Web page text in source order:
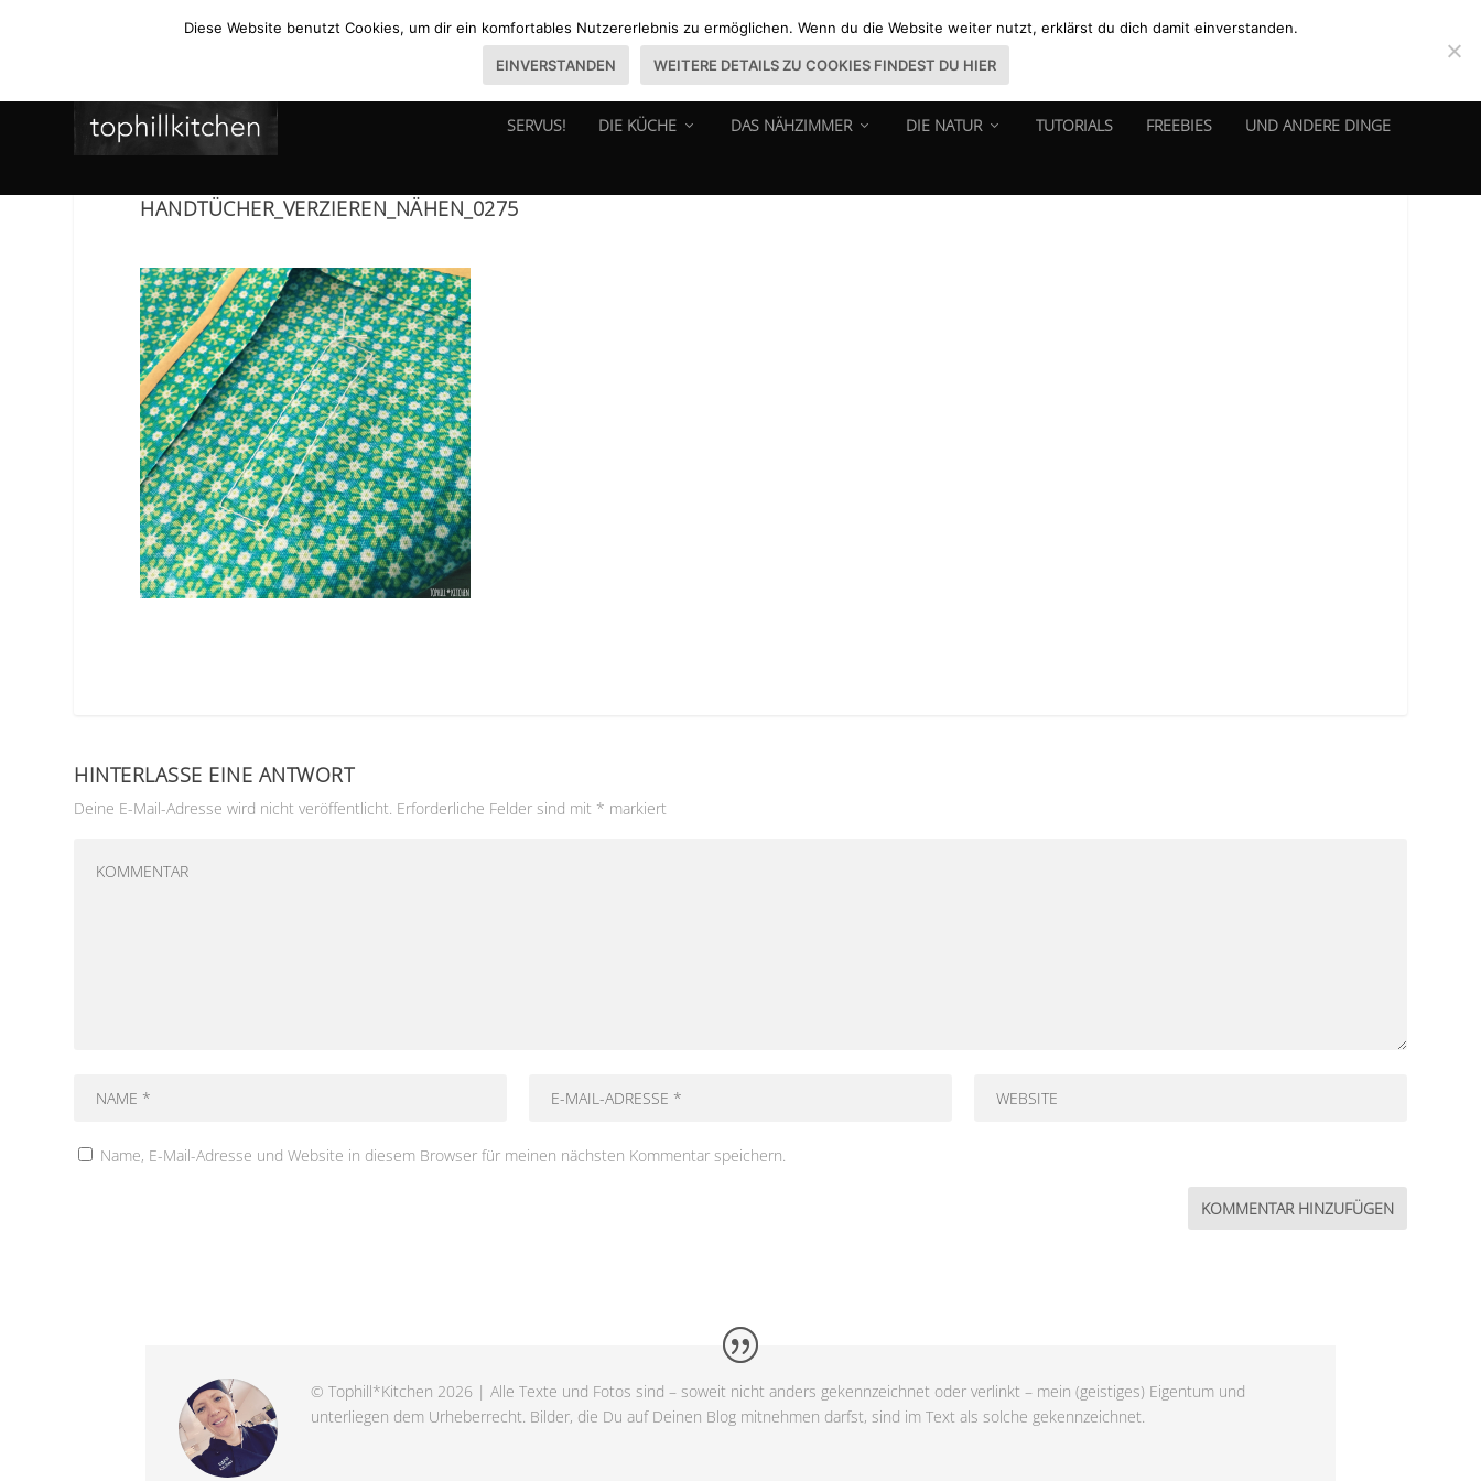
SERVUS! DIE KÜCHE DAS NÄHZIMMER DIE NATUR TUTORIALS FREEBIES UND ANDERE DINGE
HANDTÜCHER_VERZIEREN_NÄHEN_0275
HINTERLASSE EINE ANTWORT
Deine E-Mail-Adresse wird nicht veröffentlicht. Erforderliche Felder sind mit * markiert
Name, E-Mail-Adresse und Website in diesem Browser für meinen nächsten Kommentar speichern.
© Tophill*Kitchen 2026 | Alle Texte und Fotos sind – soweit nicht anders gekennzeichnet oder verlinkt – mein (geistiges) Eigentum und
unterliegen dem Urheberrecht. Bilder, die Du auf Deinen Blog mitnehmen darfst, sind im Text als solche gekennzeichnet.
Diese Website benutzt Cookies, um dir ein komfortables Nutzererlebnis zu ermöglichen. Wenn du die Website weiter nutzt, erklärst du dich damit einverstanden.
EINVERSTANDEN WEITERE DETAILS ZU COOKIES FINDEST DU HIER